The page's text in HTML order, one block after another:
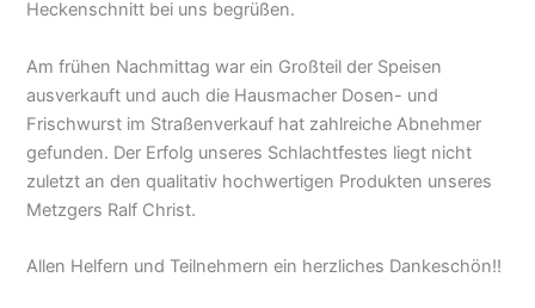
Heckenschnitt bei uns begrüßen.
Am frühen Nachmittag war ein Großteil der Speisen
ausverkauft und auch die Hausmacher Dosen- und
Frischwurst im Straßenverkauf hat zahlreiche Abnehmer
gefunden. Der Erfolg unseres Schlachtfestes liegt nicht
zuletzt an den qualitativ hochwertigen Produkten unseres
Metzgers Ralf Christ.
Allen Helfern und Teilnehmern ein herzliches Dankeschön!!